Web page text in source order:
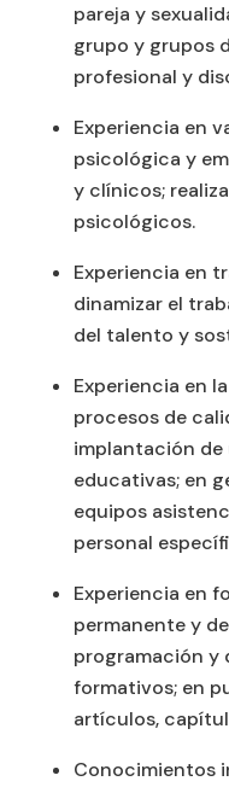
pareja y
grupo y grupos
profesional y
Experiencia en
psicológica y
y clínicos;
psicológicos.
Experiencia en
dinamizar el
del talento y
Experiencia en
procesos de
implantación de
educativas; en
equipos
personal
Experiencia en
permanente y
programación y
formativos; en
artículos,
Conocimientos